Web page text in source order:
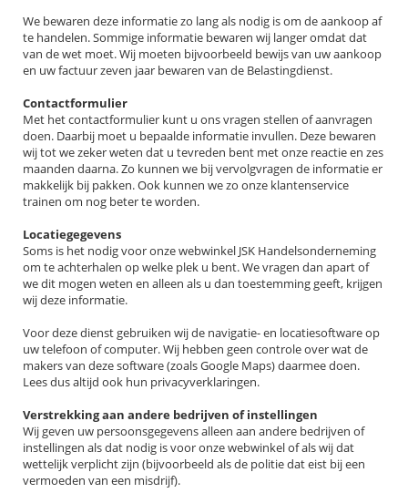
We bewaren deze informatie zo lang als nodig is om de aankoop af
te handelen. Sommige informatie bewaren wij langer omdat dat
van de wet moet. Wij moeten bijvoorbeeld bewijs van uw aankoop
en uw factuur zeven jaar bewaren van de Belastingdienst.
Contactformulier
Met het contactformulier kunt u ons vragen stellen of aanvragen
doen. Daarbij moet u bepaalde informatie invullen. Deze bewaren
wij tot we zeker weten dat u tevreden bent met onze reactie en zes
maanden daarna. Zo kunnen we bij vervolgvragen de informatie er
makkelijk bij pakken. Ook kunnen we zo onze klantenservice
trainen om nog beter te worden.
Locatiegegevens
Soms is het nodig voor onze webwinkel JSK Handelsonderneming
om te achterhalen op welke plek u bent. We vragen dan apart of
we dit mogen weten en alleen als u dan toestemming geeft, krijgen
wij deze informatie.
Voor deze dienst gebruiken wij de navigatie- en locatiesoftware op
uw telefoon of computer. Wij hebben geen controle over wat de
makers van deze software (zoals Google Maps) daarmee doen.
Lees dus altijd ook hun privacyverklaringen.
Verstrekking aan andere bedrijven of instellingen
Wij geven uw persoonsgegevens alleen aan andere bedrijven of
instellingen als dat nodig is voor onze webwinkel of als wij dat
wettelijk verplicht zijn (bijvoorbeeld als de politie dat eist bij een
vermoeden van een misdrijf).